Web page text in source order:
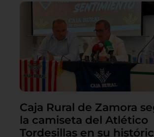
Caja Rural de Zamora
la camiseta del Atlético
Tordesillas en su